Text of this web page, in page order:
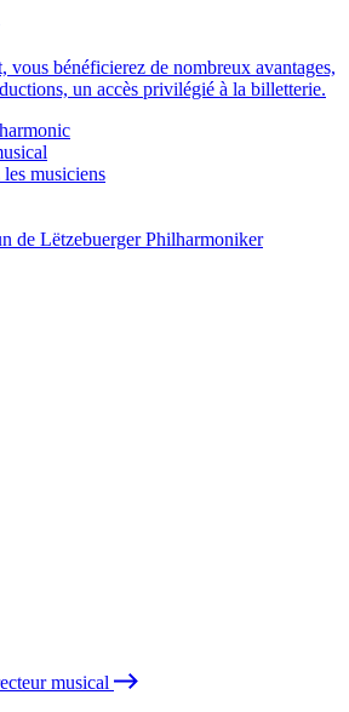
vous bénéficierez de nombreux avantages,
un accès privilégié à la billetterie.
musiciens
de Lëtzebuerger Philharmoniker
musical